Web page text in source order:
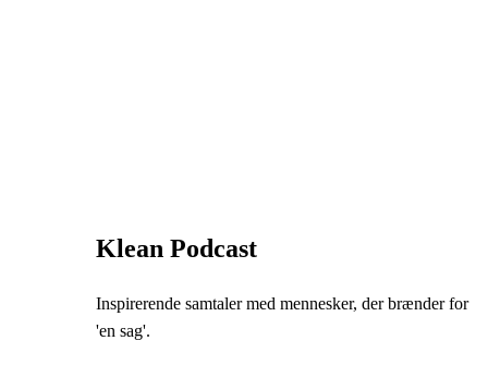
Klean Podcast
Inspirerende samtaler med mennesker, der brænder for
'en sag'.